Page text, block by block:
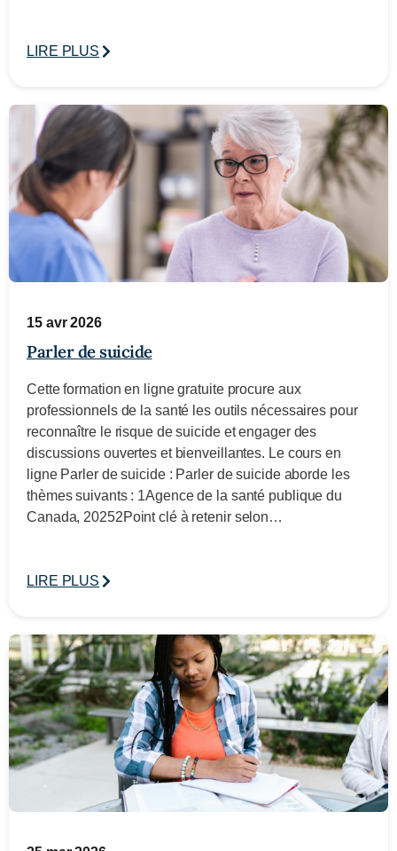
LIRE PLUS
15 avr 2026
Parler de suicide
Cette formation en ligne gratuite procure aux
professionnels de la santé les outils nécessaires pour
reconnaître le risque de suicide et engager des
discussions ouvertes et bienveillantes. Le cours en
ligne Parler de suicide : Parler de suicide aborde les
thèmes suivants : 1Agence de la santé publique du
Canada, 20252Point clé à retenir selon…
LIRE PLUS